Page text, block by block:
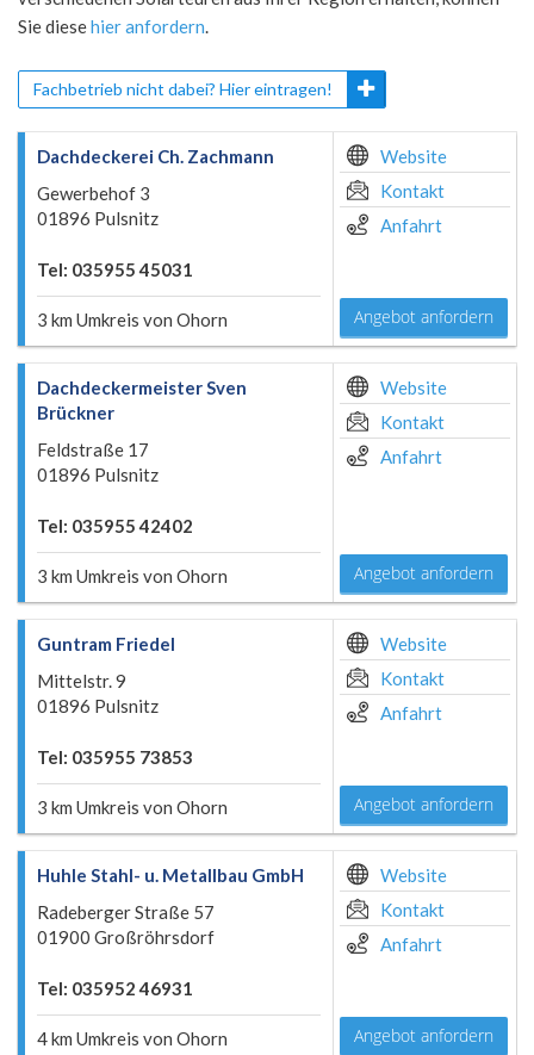
Sie diesehier anfordern.
Fachbetrieb nicht dabei? Hier eintragen!
Dachdeckerei Ch. Zachmann
Gewerbehof 3
01896 Pulsnitz
Tel: 035955 45031
3 km Umkreis von Ohorn
Website
Kontakt
Anfahrt
Angebot anfordern
Dachdeckermeister Sven
Brückner
Feldstraße 17
01896 Pulsnitz
Tel: 035955 42402
3 km Umkreis von Ohorn
Website
Kontakt
Anfahrt
Angebot anfordern
Guntram Friedel
Mittelstr. 9
01896 Pulsnitz
Tel: 035955 73853
3 km Umkreis von Ohorn
Website
Kontakt
Anfahrt
Angebot anfordern
Huhle Stahl- u. Metallbau GmbH
Radeberger Straße 57
01900 Großröhrsdorf
Tel: 035952 46931
4 km Umkreis von Ohorn
Website
Kontakt
Anfahrt
Angebot anfordern